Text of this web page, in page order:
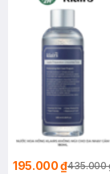
195.000 ₫435.000